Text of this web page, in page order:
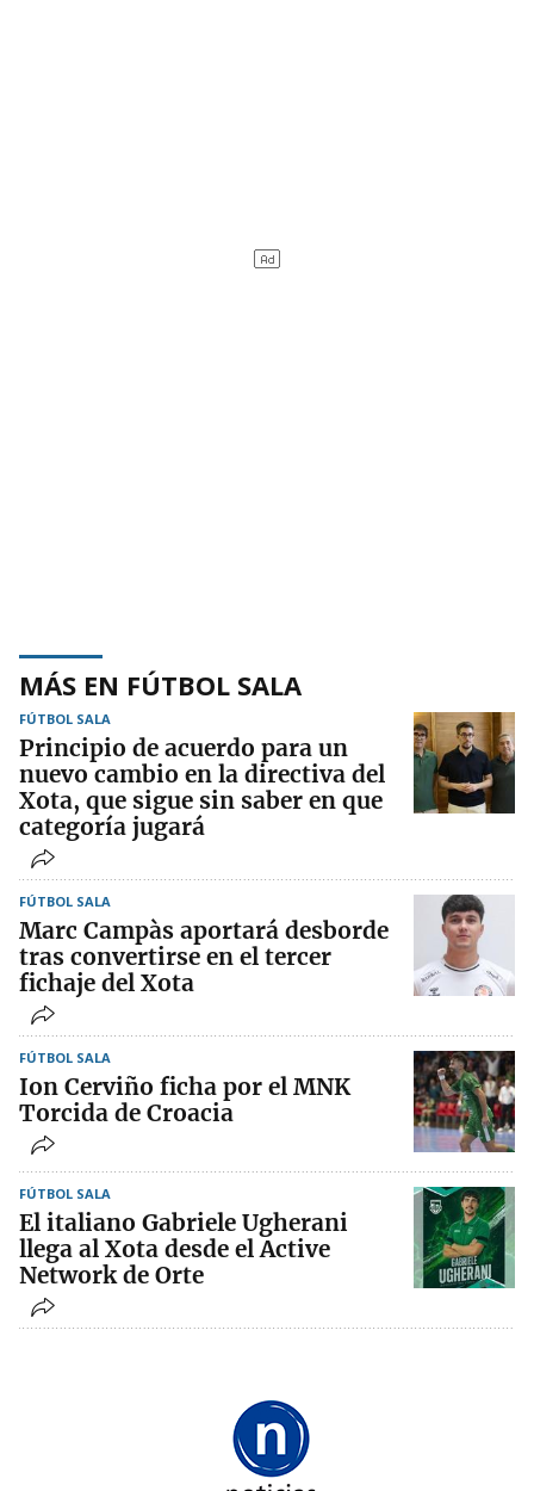
MÁS EN FÚTBOL SALA
FÚTBOL SALA
Principio de acuerdo para un
nuevo cambio en la directiva del
Xota, que sigue sin saber en que
categoría jugará
FÚTBOL SALA
Marc Campàs aportará desborde
tras convertirse en el tercer
fichaje del Xota
FÚTBOL SALA
Ion Cerviño ficha por el MNK
Torcida de Croacia
FÚTBOL SALA
El italiano Gabriele Ugherani
llega al Xota desde el Active
Network de Orte